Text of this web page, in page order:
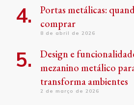
Portas metálicas:
comprar
8 de abril de 2026
Design e
mezanino metálico
transforma ambientes
2 de março de 2026